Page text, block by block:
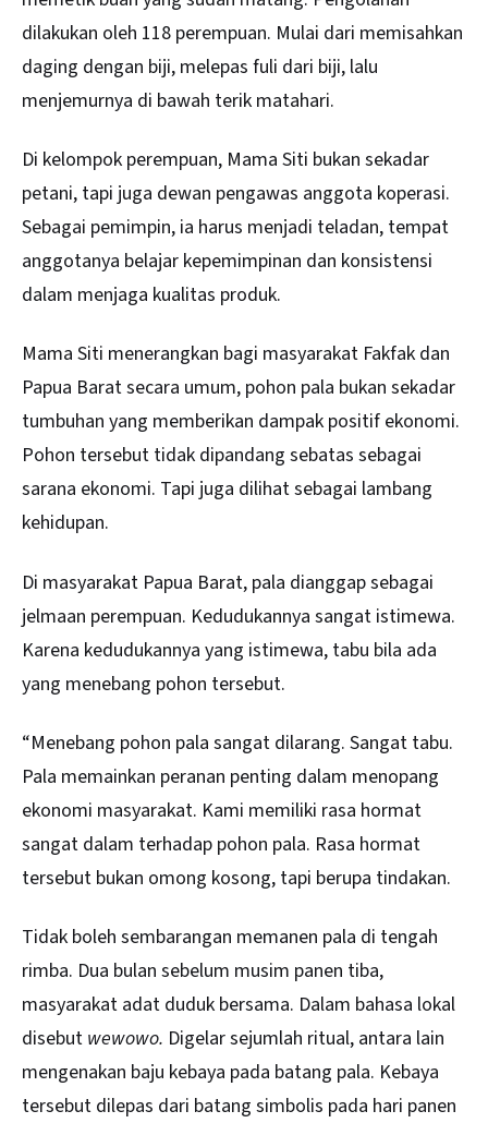
dilakukan oleh 118 perempuan. Mulai dari memisahkan
daging dengan biji, melepas fuli dari biji, lalu
menjemurnya di bawah terik matahari.
Di kelompok perempuan, Mama Siti bukan sekadar
petani, tapi juga dewan pengawas anggota koperasi.
Sebagai pemimpin, ia harus menjadi teladan, tempat
anggotanya belajar kepemimpinan dan konsistensi
dalam menjaga kualitas produk.
Mama Siti menerangkan bagi masyarakat Fakfak dan
Papua Barat secara umum, pohon pala bukan sekadar
tumbuhan yang memberikan dampak positif ekonomi.
Pohon tersebut tidak dipandang sebatas sebagai
sarana ekonomi. Tapi juga dilihat sebagai lambang
kehidupan.
Di masyarakat Papua Barat, pala dianggap sebagai
jelmaan perempuan. Kedudukannya sangat istimewa.
Karena kedudukannya yang istimewa, tabu bila ada
yang menebang pohon tersebut.
“Menebang pohon pala sangat dilarang. Sangat tabu.
Pala memainkan peranan penting dalam menopang
ekonomi masyarakat. Kami memiliki rasa hormat
sangat dalam terhadap pohon pala. Rasa hormat
tersebut bukan omong kosong, tapi berupa tindakan.
Tidak boleh sembarangan memanen pala di tengah
rimba. Dua bulan sebelum musim panen tiba,
masyarakat adat duduk bersama. Dalam bahasa lokal
disebut wewowo. Digelar sejumlah ritual, antara lain
mengenakan baju kebaya pada batang pala. Kebaya
tersebut dilepas dari batang simbolis pada hari panen